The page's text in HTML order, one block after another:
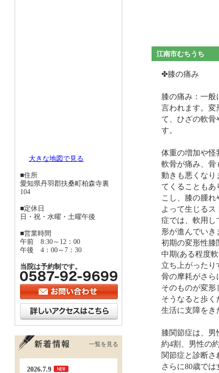
江南市むちうち
✤膝の痛み
膝の痛み：一般
言われます。変
て、ひざの軟骨
す。
体重の増加や怪
軟骨が痛み、骨
動きも悪くなり
てくることもあ
こし、膝の腫
よって生じる
症では、軟用し
形が進んでいき
初期の変形性膝
中期(ある程度
立ち上がったり
骨の摩耗がさら
そのものが変形
そうなると歩く
生活に支障をき
膝関節症は、男
約4割、男性の
関節症と診断さ
さらに80歳で
大きな地図で見る
■住所
愛知県丹羽郡扶桑町柏森寺裏
104
■定休日
日・祝・水曜・土曜午後
■営業時間
午前 8:30～12：00
午後 4：00～7：30
当院は予約制です。
一覧を見る
2026.7.9